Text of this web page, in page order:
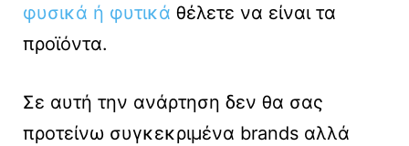
φυσικά ή φυτικά θέλετε να είναι τα
προϊόντα.
Σε αυτή την ανάρτηση δεν θα σας
προτείνω συγκεκριμένα brands αλλά